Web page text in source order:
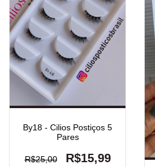
By18 - Cilios Postiços 5
Pares
R$25,00 R$15,99